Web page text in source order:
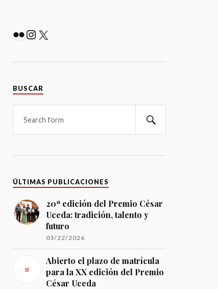
Flickr
Instagram
X
BUSCAR
ÚLTIMAS PUBLICACIONES
20ª edición del Premio César
Uceda: tradición, talento y
futuro
03/22/2026
Abierto el plazo de matrícula
para la XX edición del Premio
César Uceda